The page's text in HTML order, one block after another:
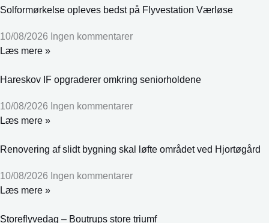
Solformørkelse opleves bedst på Flyvestation Værløse
10/08/2026 Ingen kommentarer
Læs mere »
Hareskov IF opgraderer omkring seniorholdene
10/08/2026 Ingen kommentarer
Læs mere »
Renovering af slidt bygning skal løfte området ved Hjortøgård
10/08/2026 Ingen kommentarer
Læs mere »
Storeflyvedag – Boutrups store triumf